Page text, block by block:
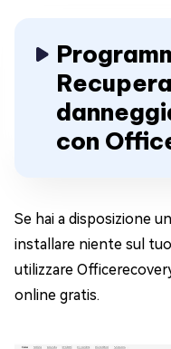
con
Se hai a disposizione
installare niente sul
utilizzare
online gratis.